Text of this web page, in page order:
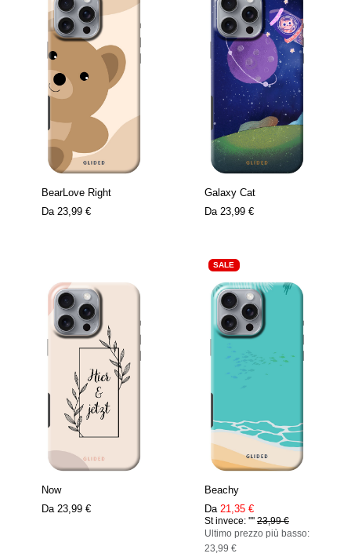
BearLove Right
Da 23,99 €
Galaxy Cat
Da 23,99 €
Now
Da 23,99 €
SALE
Beachy
Da 21,35 €
St invece: '''' 23,99 €
Ultimo prezzo più basso:
23,99 €